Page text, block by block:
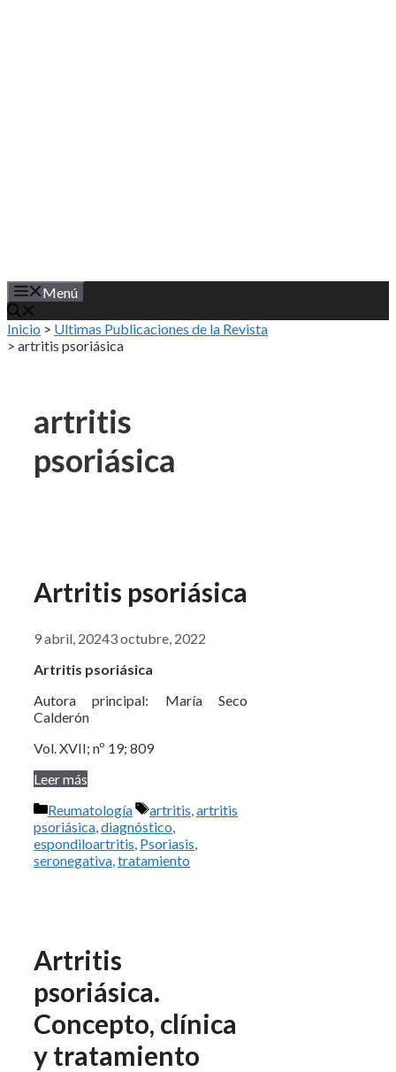
Menú
Inicio > Ultimas Publicaciones de la Revista
> artritis psoriásica
artritis
psoriásica
Artritis psoriásica
9 abril, 20243 octubre, 2022
Artritis psoriásica
Autora principal: María Seco
Calderón
Vol. XVII; nº 19; 809
Leer más
Categorías
Reumatología Etiquetas
artritis,artritis
psoriásica,diagnóstico,
espondiloartritis, Psoriasis,
seronegativa,tratamiento
Artritis
psoriásica.
Concepto, clínica
y tratamiento